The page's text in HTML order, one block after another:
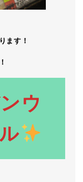
ます！
ウ